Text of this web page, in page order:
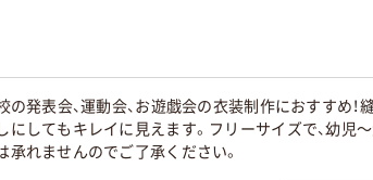
の発表会、運動会、お遊戯会の衣装制作におすすめ
にしてもキレイに見えます。フリーサイズで、幼児
承れませんのでご了承ください。